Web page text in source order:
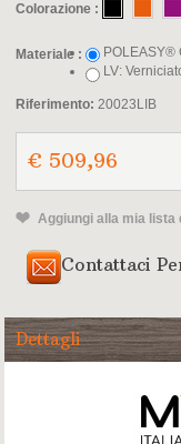
Colorazione :
Materiale :
POLEASY®
LV:
Riferimento: 20023LIB
€ 509,96
Aggiungi alla mia lista
Contattaci
Dettagli